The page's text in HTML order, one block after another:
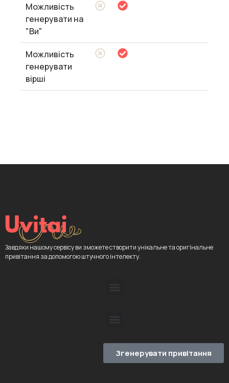
Можливість
генерувати на
"Ви"
Можливість
генерувати
вірші
Завдяки нашому сервісу ви зможете створити унікальне та оригінальне
привітання за допомогою штучного інтелекту.
Згенерувати привітання